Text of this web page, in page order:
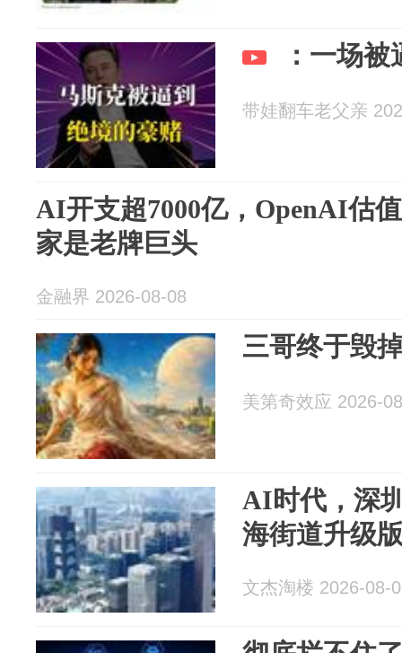
：一场
带娃翻车老父亲
AI开支超7000亿，OpenAI估
家是老牌巨头
金融界 2026-08-08
三哥终于毁
美第奇效应 2026-
AI时代，深
海街道升级
文杰淘楼 2026-08-